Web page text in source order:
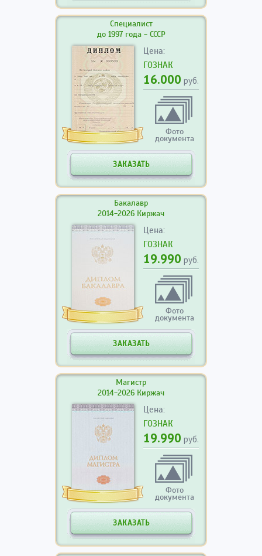
Специалист
до 1997 года - СССР
Цена:
ГОЗНАК
16.000 руб.
Фото
документа
ЗАКАЗАТЬ
Бакалавр
2014-2026 Киржач
Цена:
ГОЗНАК
19.990 руб.
Фото
документа
ЗАКАЗАТЬ
Магистр
2014-2026 Киржач
Цена:
ГОЗНАК
19.990 руб.
Фото
документа
ЗАКАЗАТЬ